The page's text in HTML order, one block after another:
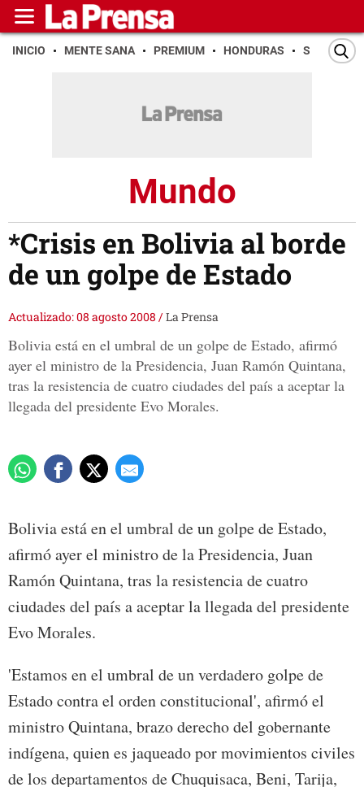
INICIO MENTE SANA PREMIUM HONDURAS SAN PEDRO
Mundo
*Crisis en Bolivia al borde
de un golpe de Estado
Actualizado: 08 agosto 2008 /La Prensa
Bolivia está en el umbral de un golpe de Estado, afirmó
ayer el ministro de la Presidencia, Juan Ramón Quintana,
tras la resistencia de cuatro ciudades del país a aceptar la
llegada del presidente Evo Morales.
Bolivia está en el umbral de un golpe de Estado,
afirmó ayer el ministro de la Presidencia, Juan
Ramón Quintana, tras la resistencia de cuatro
ciudades del país a aceptar la llegada del presidente
Evo Morales.
'Estamos en el umbral de un verdadero golpe de
Estado contra el orden constitucional', afirmó el
ministro Quintana, brazo derecho del gobernante
indígena, quien es jaqueado por movimientos civiles
de los departamentos de Chuquisaca, Beni, Tarija,